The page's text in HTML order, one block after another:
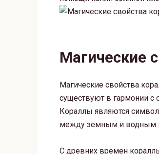
Магические
Магические свойства
существуют в гармонии с
Кораллы являются
между земным и водным
С древних времен